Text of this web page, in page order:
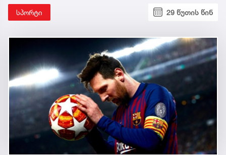
სპორტი 29 წუთის წინ